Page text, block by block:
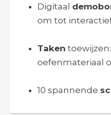
Digitaal
om tot
Taken
oefenmateriaal
10 spannende